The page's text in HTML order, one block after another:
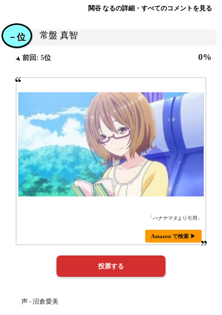
関谷 なるの詳細・すべてのコメントを見る
常盤 真智
－位
前回: 5位 0%
「ハナヤマタより引用」
Amazon で検索 ▶
声 - 沼倉愛美